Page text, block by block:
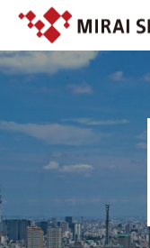
NEWS
TECHNOLOGY
SERVICE
REPORT